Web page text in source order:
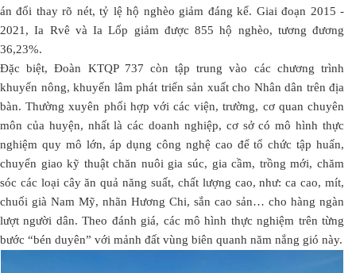
án đổi thay rõ nét, tỷ lệ hộ nghèo giảm đáng kể. Giai đoạn 2015 -
2021, Ia Rvê và Ia Lốp giảm được 855 hộ nghèo, tương đương
36,23%.
Đặc biệt, Đoàn KTQP 737 còn tập trung vào các chương trình
khuyến nông, khuyến lâm phát triển sản xuất cho Nhân dân trên địa
bàn. Thường xuyên phối hợp với các viện, trường, cơ quan chuyên
môn của huyện, nhất là các doanh nghiệp, cơ sở có mô hình thực
nghiệm quy mô lớn, áp dụng công nghệ cao để tổ chức tập huấn,
chuyển giao kỹ thuật chăn nuôi gia súc, gia cầm, trồng mới, chăm
sóc các loại cây ăn quả năng suất, chất lượng cao, như: ca cao, mít,
chuối già Nam Mỹ, nhãn Hương Chi, sắn cao sản… cho hàng ngàn
lượt người dân. Theo đánh giá, các mô hình thực nghiệm trên từng
bước “bén duyên” với mảnh đất vùng biên quanh năm nắng gió này.